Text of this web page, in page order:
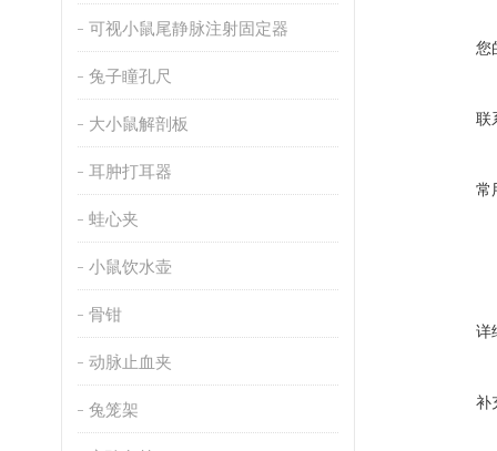
可视小鼠尾静脉注射固定器
兔子瞳孔尺
大小鼠解剖板
耳肿打耳器
蛙心夹
小鼠饮水壶
骨钳
动脉止血夹
兔笼架
您
联
常
详
补